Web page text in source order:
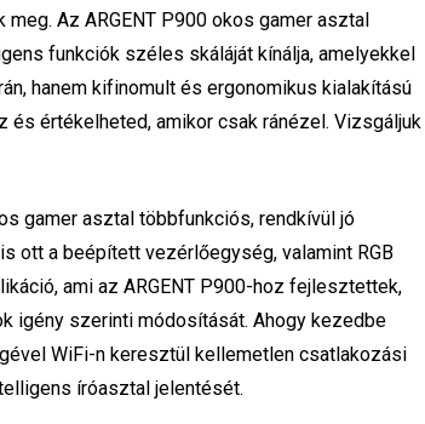
Az ARGENT P900 okos gamer asztal
funkciók széles skáláját kínálja, amelyekkel
hanem kifinomult és ergonomikus kialakítású
értékelheted, amikor csak ránézel. Vizsgáljuk
gamer asztal többfunkciós, rendkívül jó
ott a beépített vezérlőegység, valamint RGB
ami az ARGENT P900-hoz fejlesztettek,
igény szerinti módosítását. Ahogy kezedbe
WiFi-n keresztül kellemetlen csatlakozási
íróasztal jelentését.